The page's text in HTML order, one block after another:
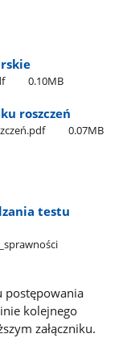
0.10MB
roszczeń
0.07MB
testu
postępowania
kolejnego
załączniku.